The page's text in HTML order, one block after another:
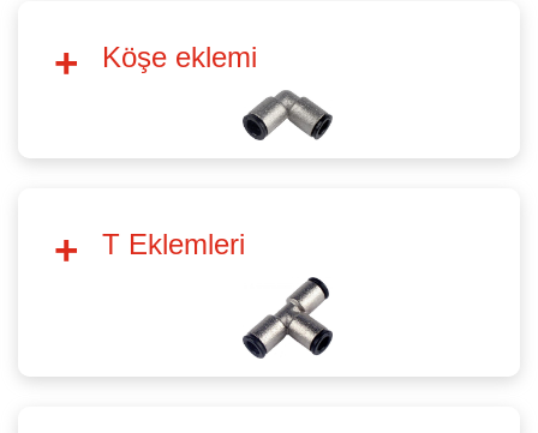
Köşe eklemi
T Eklemleri